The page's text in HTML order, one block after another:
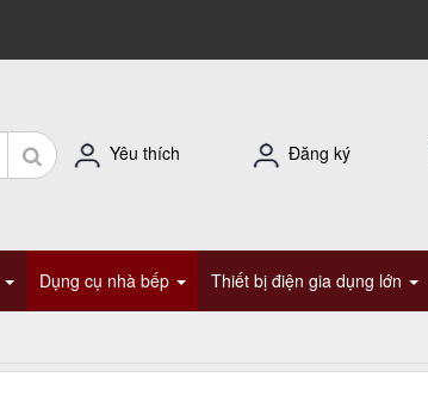
Yêu thích Đăng ký
Dụng cụ nhà bếp Thiết bị điện gia dụng lớn